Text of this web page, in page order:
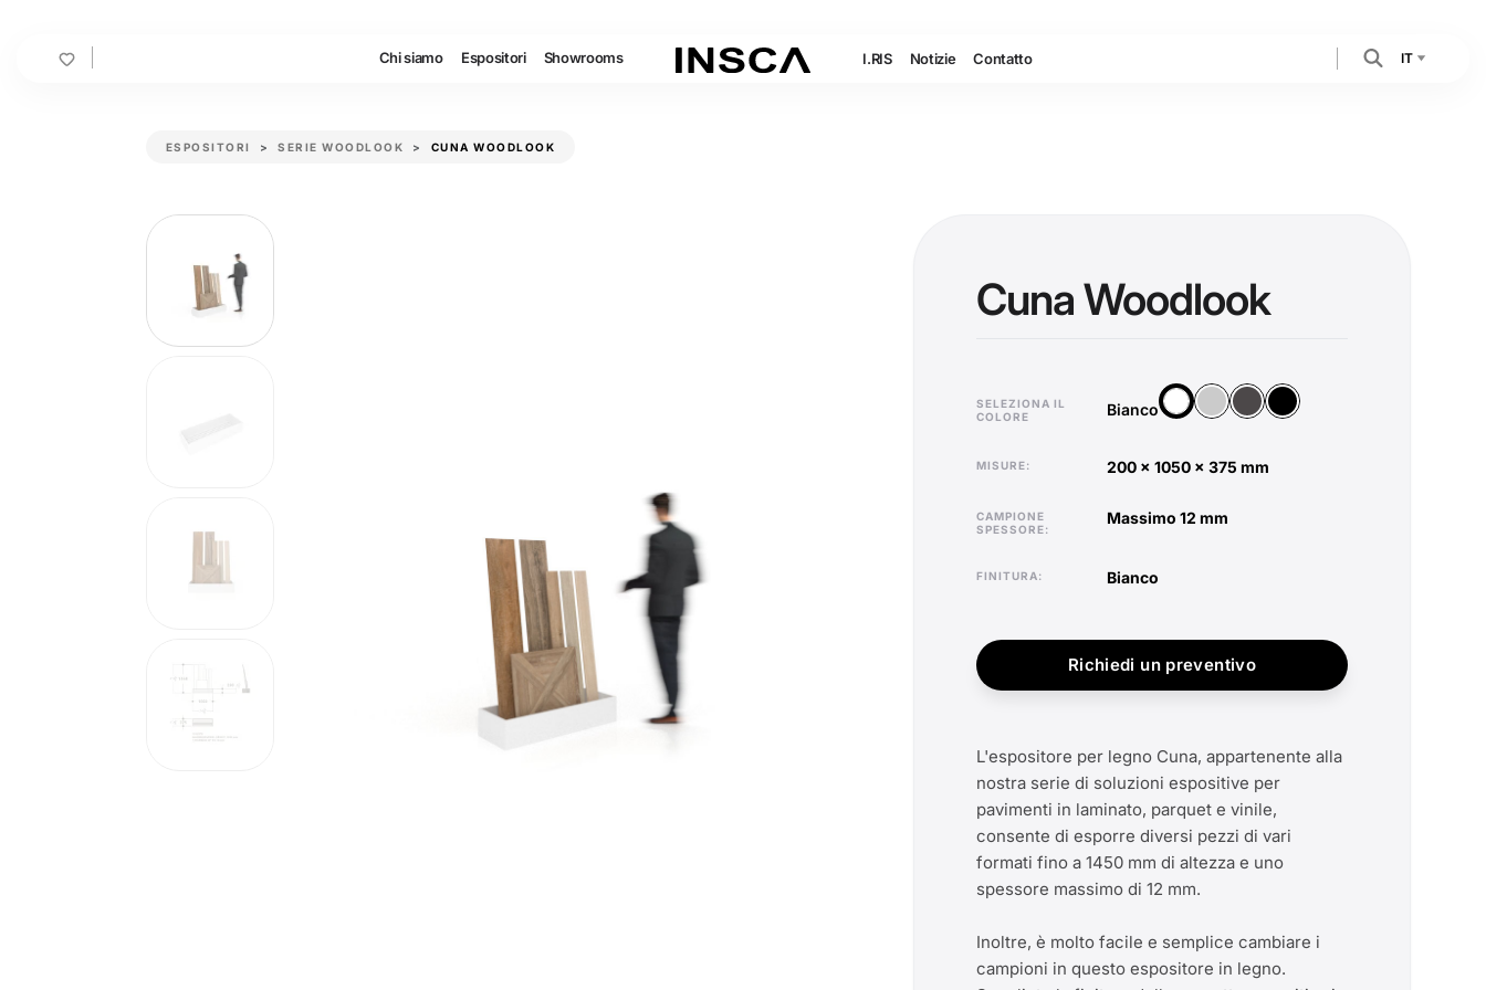
Cart Chi siamo Espositori Showrooms I.RIS Notizie Contatto IT
ESPOSITORI SERIE WOODLOOK CUNA WOODLOOK
Cuna Woodlook
SELEZIONA IL
COLORE
Bianco
BiancoArgentoAntraciteNero
MISURE 200 x 1050 x 375 mm
CAMPIONE
SPESSORE
massimo 12 mm
FINITURA bianco
Richiedi un preventivo
L'espositore per legno Cuna, appartenente alla
nostra serie di soluzioni espositive per
pavimenti in laminato, parquet e vinile,
consente di esporre diversi pezzi di vari
formati fino a 1450 mm di altezza e uno
spessore massimo di 12 mm.
Inoltre, è molto facile e semplice cambiare i
campioni in questo espositore in legno.